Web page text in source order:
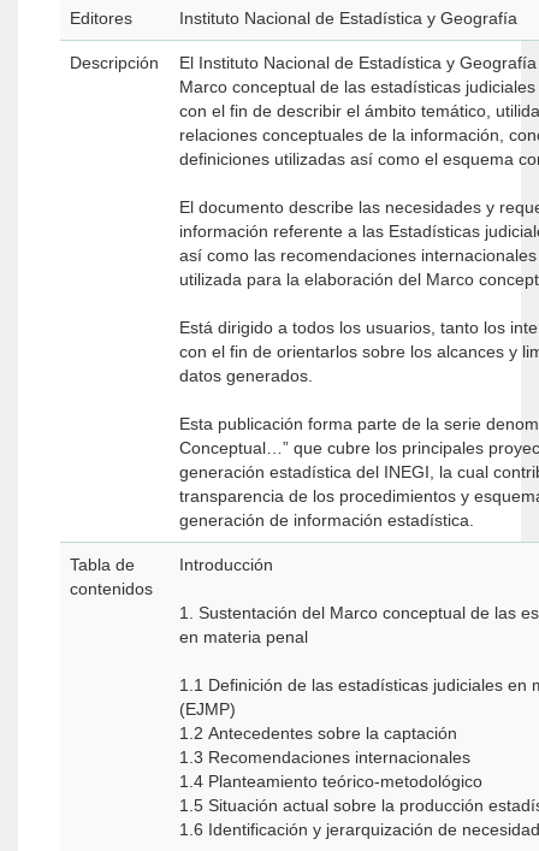
Editores Instituto Nacional de Estadística y Geografía
Descripción
El Instituto Nacional de Estadística y
Marco conceptual de las estadísticas
con el fin de describir el ámbito temático,
relaciones conceptuales de la información,
definiciones utilizadas así como el esquema
El documento describe las necesidades y
información referente a las Estadísticas
así como las recomendaciones
utilizada para la elaboración del Marco
Está dirigido a todos los usuarios, tanto los
con el fin de orientarlos sobre los alcances y
datos generados.
Esta publicación forma parte de la serie
Conceptual…” que cubre los principales
generación estadística del INEGI, la cual
transparencia de los procedimientos y
generación de información estadística.
Tabla de
contenidos
Introducción
1. Sustentación del Marco conceptual de las
en materia penal
1.1 Definición de las estadísticas judiciales en
(EJMP)
1.2 Antecedentes sobre la captación
1.3 Recomendaciones internacionales
1.4 Planteamiento teórico-metodológico
1.5 Situación actual sobre la producción
1.6 Identificación y jerarquización de